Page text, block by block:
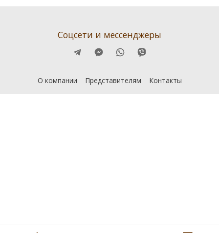
Соцсети и мессенджеры
О компании Представителям Контакты